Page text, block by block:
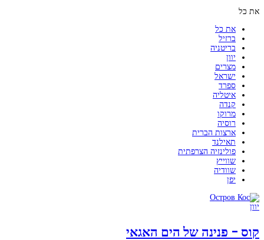
את כל
את כל
ברזיל
בריטניה
יוון
מצרים
ישראל
ספרד
איטליה
קנדה
מרוקו
רוסיה
ארצות הברית
תאילנד
פולינזיה הצרפתית
שווייץ
שוודיה
יפן
יוון
קוס – פנינה של הים האגאי